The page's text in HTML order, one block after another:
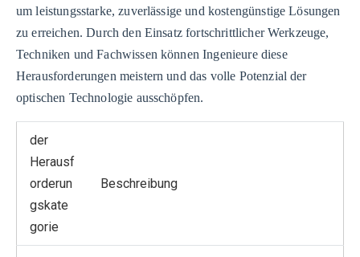
um leistungsstarke, zuverlässige und kostengünstige Lösungen
zu erreichen. Durch den Einsatz fortschrittlicher Werkzeuge,
Techniken und Fachwissen können Ingenieure diese
Herausforderungen meistern und das volle Potenzial der
optischen Technologie ausschöpfen.
der
Herausf
orderun
gskate
gorie
Beschreibung